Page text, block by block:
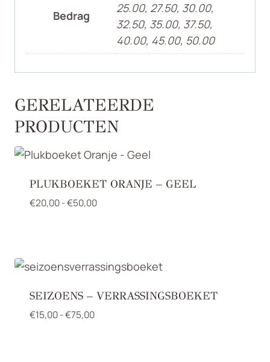
Bedrag
25.00, 27.50, 30.00,
32.50, 35.00, 37.50,
40.00, 45.00, 50.00
GERELATEERDE
PRODUCTEN
PLUKBOEKET ORANJE – GEEL
€20,00-€50,00Prijsklasse:
SEIZOENS – VERRASSINGSBOEKET
€15,00-€75,00Prijsklasse: